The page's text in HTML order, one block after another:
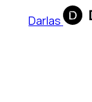
Darlas